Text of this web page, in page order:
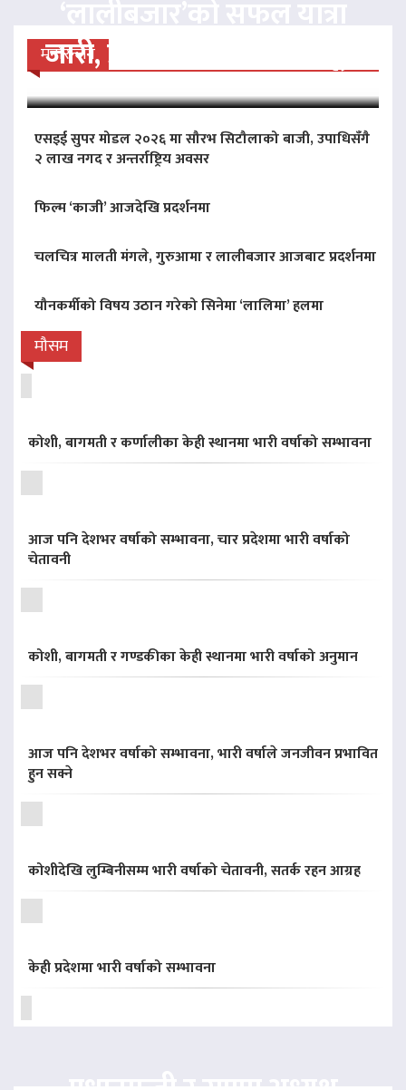
मनोरन्जन
जारी, प्रदर्शनको ५१औँ दिन पूरा
एसइई सुपर मोडल २०२६ मा सौरभ सिटौलाको बाजी, उपाधिसँगै
२ लाख नगद र अन्तर्राष्ट्रिय अवसर
फिल्म ‘काजी’ आजदेखि प्रदर्शनमा
चलचित्र मालती मंगले, गुरुआमा र लालीबजार आजबाट प्रदर्शनमा
यौनकर्मीको विषय उठान गरेको सिनेमा ‘लालिमा’ हलमा
मौसम
कोशी, बागमती र कर्णालीका केही स्थानमा भारी वर्षाको सम्भावना
आज पनि देशभर वर्षाको सम्भावना, चार प्रदेशमा भारी वर्षाको
चेतावनी
कोशी, बागमती र गण्डकीका केही स्थानमा भारी वर्षाको अनुमान
आज पनि देशभर वर्षाको सम्भावना, भारी वर्षाले जनजीवन प्रभावित
हुन सक्ने
कोशीदेखि लुम्बिनीसम्म भारी वर्षाको चेतावनी, सतर्क रहन आग्रह
केही प्रदेशमा भारी वर्षाको सम्भावना